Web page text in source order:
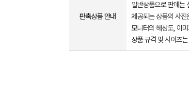
판촉상품 안내
일반상품으로 판매는
제공되는 상품의 사진
모니터의 해상도, 이
상품 규격 및 사이즈